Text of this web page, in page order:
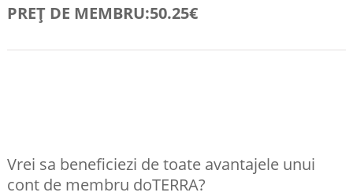
PREȚ DE MEMBRU:50.25€
Vrei sa beneficiezi de toate avantajele unui
cont de membru doTERRA?